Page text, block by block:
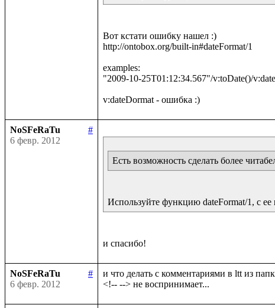
Вот кстати ошибку нашел :)
http://ontobox.org/built-in#dateFormat/1
examples:
"2009-10-25T01:12:34.567"/v:toDate()/
NoSFeRaTu
#
6 февр. 2012
Есть возможность сделать более
Используйте функцию dateFormat/1, с
NoSFeRaTu
#
6 февр. 2012
и что делать с комментариями в ltt из